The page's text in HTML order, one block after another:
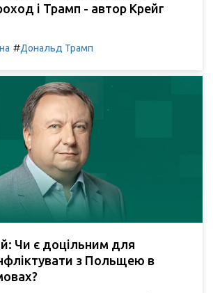
і Трамп - автор Крейг
#Дональд Трамп
Чи є доцільним для
з Польщею в